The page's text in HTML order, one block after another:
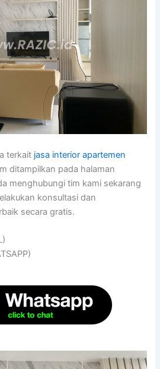
terkait jasa interior apartemen
ditampilkan pada halaman
menghubungi tim kami sekarang
konsultasi dan
secara gratis.